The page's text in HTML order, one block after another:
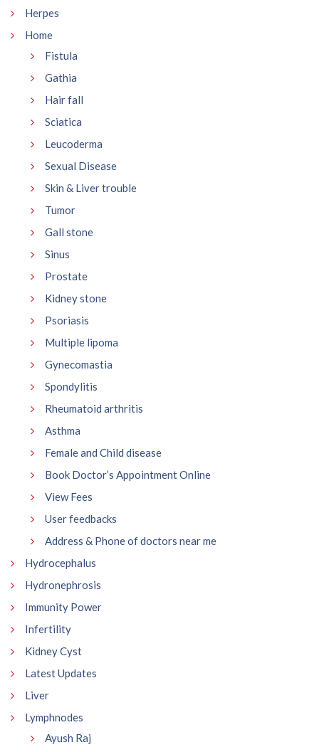
Herpes
Home
Fistula
Gathia
Hair fall
Sciatica
Leucoderma
Sexual Disease
Skin & Liver trouble
Tumor
Gall stone
Sinus
Prostate
Kidney stone
Psoriasis
Multiple lipoma
Gynecomastia
Spondylitis
Rheumatoid arthritis
Asthma
Female and Child disease
Book Doctor’s Appointment Online
View Fees
User feedbacks
Address & Phone of doctors near me
Hydrocephalus
Hydronephrosis
Immunity Power
Infertility
Kidney Cyst
Latest Updates
Liver
Lymphnodes
Ayush Raj